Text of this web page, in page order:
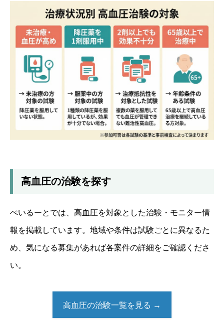
高血圧の治験を探す
ぺいるーとでは、高血圧を対象とした治験・モニター情
報を掲載しています。地域や条件は試験ごとに異なるた
め、気になる募集があれば各案件の詳細をご確認くださ
い。
高血圧の治験一覧を見る →